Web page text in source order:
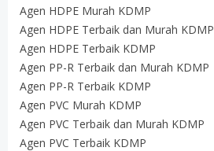
Agen HDPE Murah KDMP
Agen HDPE Terbaik dan Murah KDMP
Agen HDPE Terbaik KDMP
Agen PP-R Terbaik dan Murah KDMP
Agen PP-R Terbaik KDMP
Agen PVC Murah KDMP
Agen PVC Terbaik dan Murah KDMP
Agen PVC Terbaik KDMP